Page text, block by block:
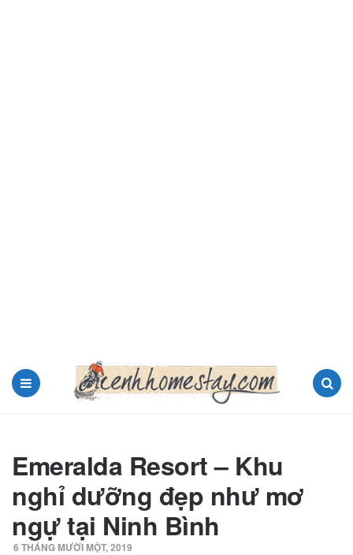
Emeralda Resort – Khu
nghỉ dưỡng đẹp như mơ
ngự tại Ninh Bình
6 THÁNG MƯỜI MỘT, 2019